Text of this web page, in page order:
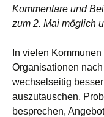
Kommentare und
zum 2. Mai möglich
In vielen
Organisationen
wechselseitig
auszutauschen,
besprechen,